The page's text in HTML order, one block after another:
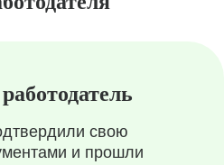
свою
и прошли